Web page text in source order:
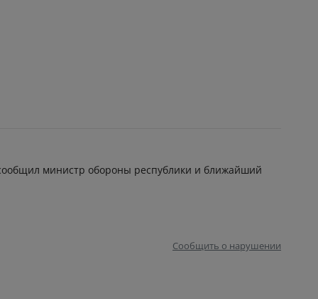
министр обороны республики и ближайший
Сообщить о нарушении